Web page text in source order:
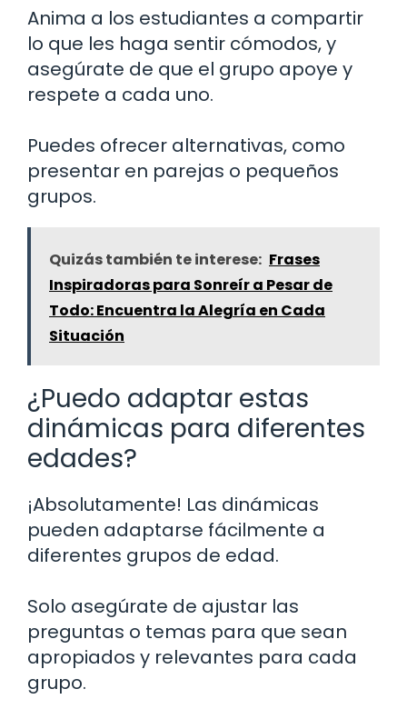
Anima a los estudiantes a compartir
lo que les haga sentir cómodos, y
asegúrate de que el grupo apoye y
respete a cada uno.
Puedes ofrecer alternativas, como
presentar en parejas o pequeños
grupos.
Quizás también te interese: Frases
Inspiradoras para Sonreír a Pesar de
Todo: Encuentra la Alegría en Cada
Situación
¿Puedo adaptar estas
dinámicas para diferentes
edades?
¡Absolutamente! Las dinámicas
pueden adaptarse fácilmente a
diferentes grupos de edad.
Solo asegúrate de ajustar las
preguntas o temas para que sean
apropiados y relevantes para cada
grupo.